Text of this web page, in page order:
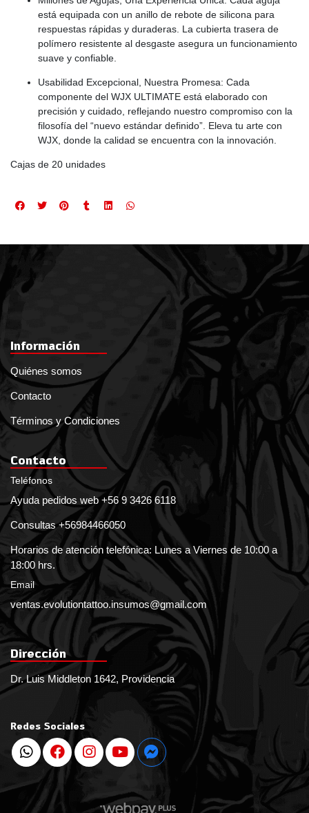
está equipada con un anillo de rebote de silicona para
respuestas rápidas y duraderas. La cubierta trasera de
polímero resistente al desgaste asegura un funcionamiento
suave y confiable.
Usabilidad Excepcional, Nuestra Promesa: Cada
componente del WJX ULTIMATE está elaborado con
precisión y cuidado, reflejando nuestro compromiso con la
filosofía del “nuevo estándar definido”. Eleva tu arte con
WJX, donde la calidad se encuentra con la innovación.
Cajas de 20 unidades
Información
Quiénes somos
Contacto
Términos y Condiciones
Contacto
Teléfonos
Ayuda pedidos web +56 9 3426 6118
Consultas +56984466050
Horarios de atención telefónica: Lunes a Viernes de 10:00 a
18:00 hrs.
Email
ventas.evolutiontattoo.insumos@gmail.com
Dirección
Dr. Luis Middleton 1642, Providencia
Redes Sociales